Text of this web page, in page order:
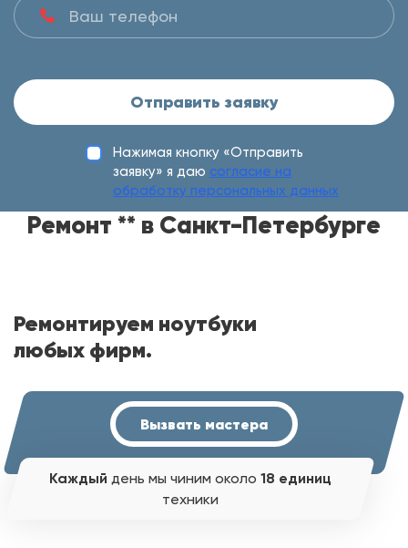
Отправить заявку
Нажимая кнопку «Отправить
заявку» я даю согласие на
обработку персональных данных
Ремонт ** в Санкт-Петербурге
Ремонтируем ноутбуки
любых фирм.
Вызвать мастера
Каждый день мы чиним около 18 единиц
техники